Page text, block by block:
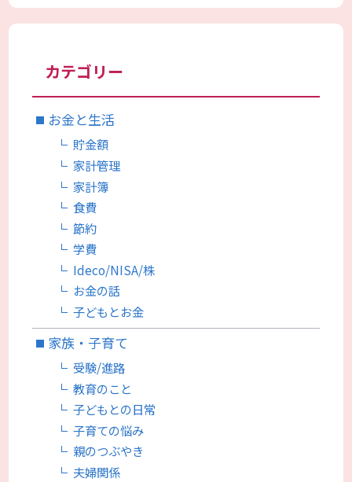
カテゴリー
お金と生活
貯金額
家計管理
家計簿
食費
節約
学費
Ideco/NISA/株
お金の話
子どもとお金
家族・子育て
受験/進路
教育のこと
子どもとの日常
子育ての悩み
親のつぶやき
夫婦関係